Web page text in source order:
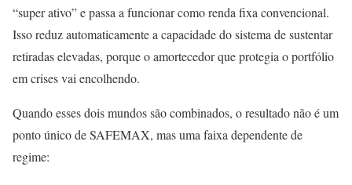
“super ativo” e passa a funcionar como renda fixa convencional.
Isso reduz automaticamente a capacidade do sistema de sustentar
retiradas elevadas, porque o amortecedor que protegia o portfólio
em crises vai encolhendo.
Quando esses dois mundos são combinados, o resultado não é um
ponto único de SAFEMAX, mas uma faixa dependente de
regime: